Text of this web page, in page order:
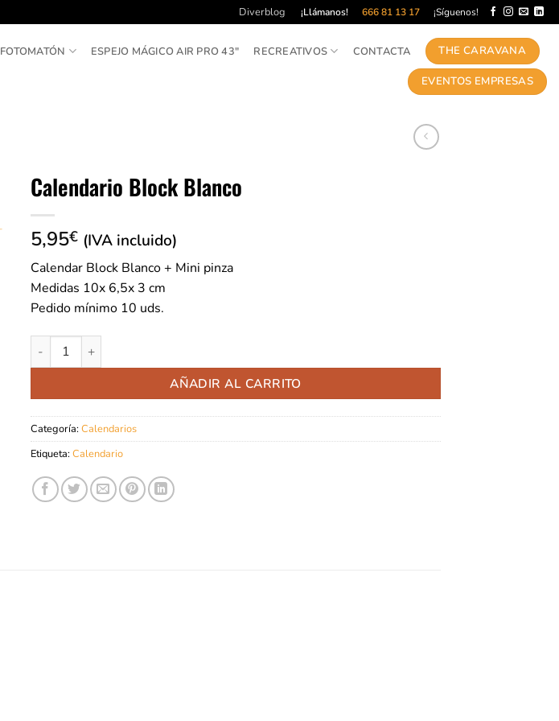
Diverblog ¡Llámanos! 666 81 13 17 ¡Síguenos!
FOTOMATÓN ESPEJO MÁGICO AIR PRO 43″ RECREATIVOS CONTACTA THE CARAVANA
EVENTOS EMPRESAS
Calendario Block Blanco
5,95€ (IVA incluido)
Calendar Block Blanco + Mini pinza
Medidas 10x 6,5x 3 cm
Pedido mínimo 10 uds.
Calendario Block Blanco cantidad
AÑADIR AL CARRITO
Categoría: Calendarios
Etiqueta: Calendario